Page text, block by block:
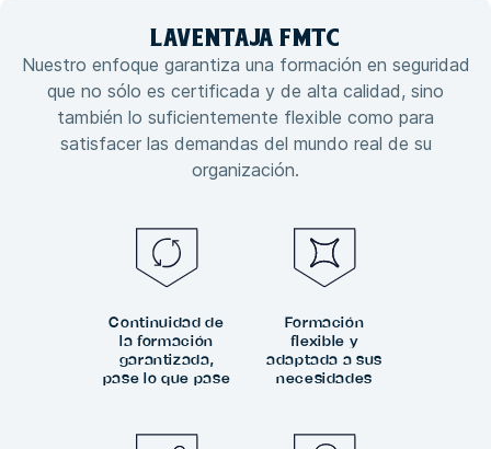
LAVENTAJA FMTC
Nuestro enfoque garantiza una formación en seguridad
que no sólo es certificada y de alta calidad, sino
también lo suficientemente flexible como para
satisfacer las demandas del mundo real de su
organización.
Continuidad de
la formación
garantizada,
pase lo que pase
Formación
flexible y
adaptada a sus
necesidades